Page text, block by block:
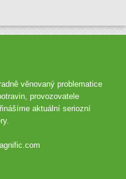
věnovaný problematice
provozovatele
aktuální seriozní